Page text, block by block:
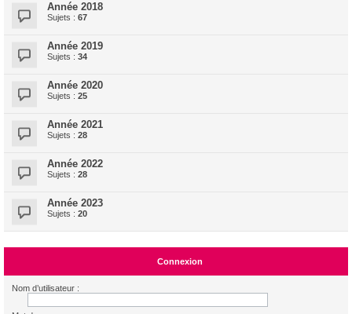
Année 2018
Sujets : 67
Année 2019
Sujets : 34
Année 2020
Sujets : 25
Année 2021
Sujets : 28
Année 2022
Sujets : 28
Année 2023
Sujets : 20
Connexion
Nom d’utilisateur :